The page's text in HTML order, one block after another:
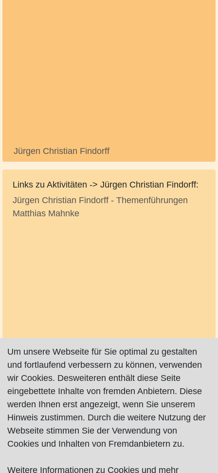
Jürgen Christian Findorff
Links zu Aktivitäten -> Jürgen Christian Findorff:
Jürgen Christian Findorff - Themenführungen
Matthias Mahnke
Um unsere Webseite für Sie optimal zu gestalten
und fortlaufend verbessern zu können, verwenden
wir Cookies. Desweiteren enthält diese Seite
eingebettete Inhalte von fremden Anbietern. Diese
werden Ihnen erst angezeigt, wenn Sie unserem
Hinweis zustimmen. Durch die weitere Nutzung der
Webseite stimmen Sie der Verwendung von
Cookies und Inhalten von Fremdanbietern zu.
Weitere Informationen zu Cookies und mehr